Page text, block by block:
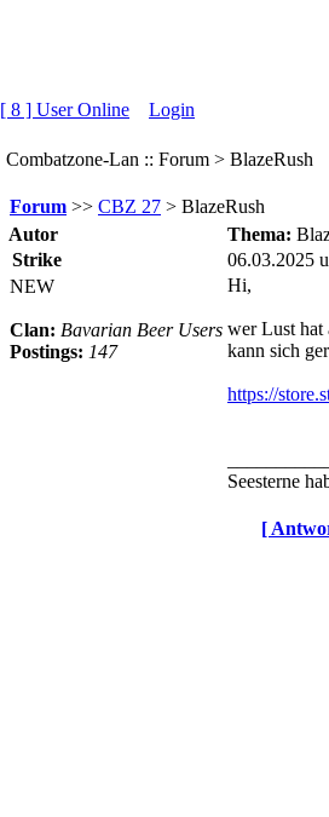
[ 8 ] User Online Login
Combatzone-Lan :: Forum > BlazeRush
Forum >> CBZ 27 > BlazeRush
Autor
Thema:
Strike
06.03.2025
NEW
Clan: Bavarian Beer Users
Postings: 147
Hi,
wer Lust hat
kann sich
https://
Seesterne
[